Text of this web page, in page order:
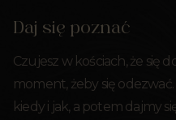
Daj się poznać
Czujesz w kościach, że się
moment, żeby się
kiedy i jak, a potem dajmy